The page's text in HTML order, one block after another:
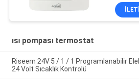
ısı pompası termostat
Riseem 24V 5 / 1 / 1 Programlanabilir
24 Volt Sıcaklık Kontrolü